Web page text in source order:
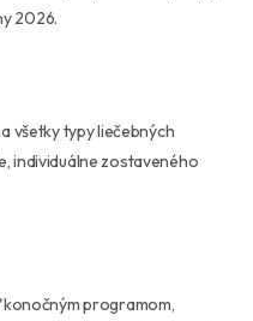
2026.
všetky typy liečebných
individuálne zostaveného
programom,